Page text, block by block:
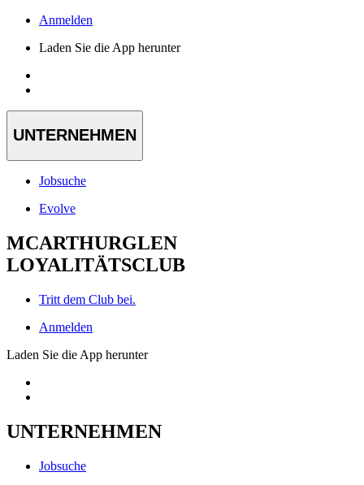
Anmelden
Laden Sie die App herunter
UNTERNEHMEN
Jobsuche
Evolve
MCARTHURGLEN
LOYALITÄTSCLUB
Tritt dem Club bei.
Anmelden
Laden Sie die App herunter
UNTERNEHMEN
Jobsuche